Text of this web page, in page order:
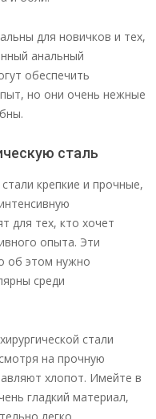
для новичков и тех,
анальный
обеспечить
но они очень нежные
сталь
крепкие и прочные,
для тех, кто хочет
опыта. Эти
об этом нужно
среди
стали
на прочную
хлопот. Имейте в
гладкий материал,